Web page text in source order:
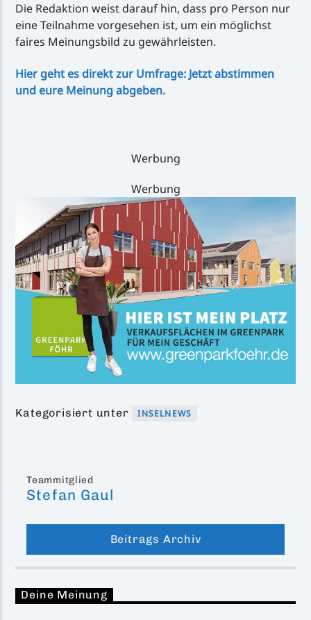
Die Redaktion weist darauf hin, dass pro Person nur
eine Teilnahme vorgesehen ist, um ein möglichst
faires Meinungsbild zu gewährleisten.
Hier geht es direkt zur Umfrage: Jetzt abstimmen
und eure Meinung abgeben.
Werbung
Werbung
Kategorisiert unter INSELNEWS
Teammitglied
Stefan Gaul
Beitrags Archiv
Deine Meinung